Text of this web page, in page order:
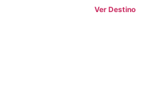
Ver Destino